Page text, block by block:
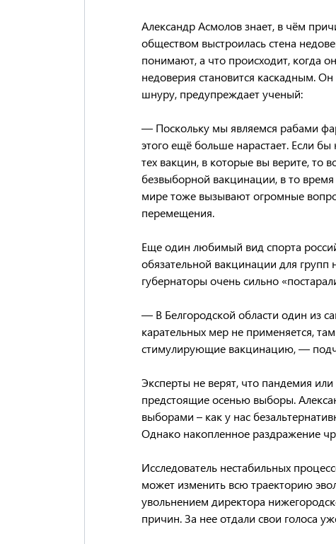
Александр Асмолов знает, в чём
обществом выстроилась стена
понимают, а что происходит, когда
недоверия становится каскадным.
шнуру, предупреждает ученый:
— Поскольку мы являемся рабами
этого ещё больше нарастает. Если
тех вакцин, в которые вы верите, то
безвыборной вакцинации, в то
мире тоже вызывают огромные
перемещения.
Еще один любимый вид спорта
обязательной вакцинации для групп
губернаторы очень сильно
— В Белгородской области один из
карательных мер не применяется,
стимулирующие вакцинацию, —
Эксперты не верят, что пандемия
предстоящие осенью выборы.
выборами – как у нас
Однако накопленное раздражение
Исследователь нестабильных
может изменить всю траекторию
увольнением директора
причин. За нее отдали свои голоса